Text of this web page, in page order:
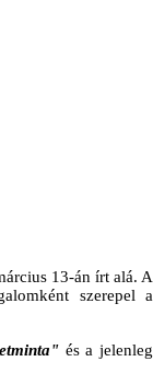
13-án írt alá. A
szerepel a
és a jelenleg